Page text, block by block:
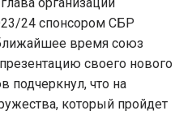
24 спонсором СБР
время союз
своего нового
подчеркнул, что на
который пройдет